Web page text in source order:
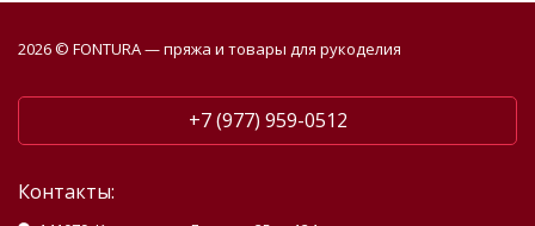
2026 © FONTURA — пряжа и товары для рукоделия
+7 (977) 959-0512
Контакты: